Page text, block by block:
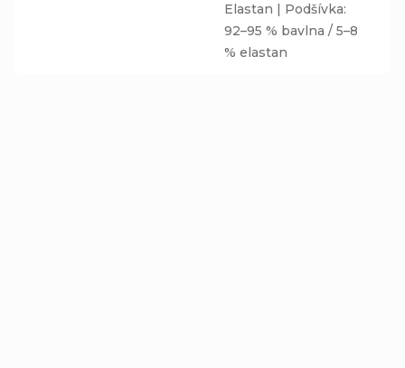
Elastan | Podšívka:
92–95 % bavlna / 5–8
% elastan